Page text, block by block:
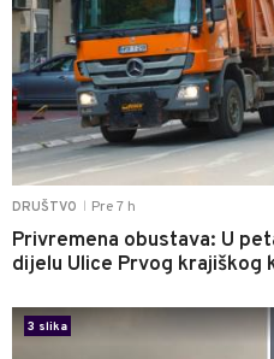
DRUŠTVO Pre 7 h
Privremena obustava: U
dijelu Ulice Prvog krajiškog
3 slika